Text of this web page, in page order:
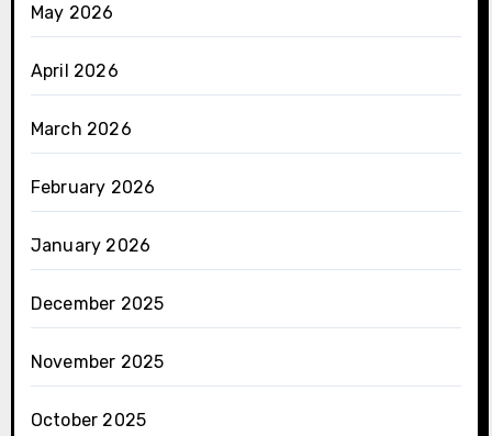
May 2026
April 2026
March 2026
February 2026
January 2026
December 2025
November 2025
October 2025